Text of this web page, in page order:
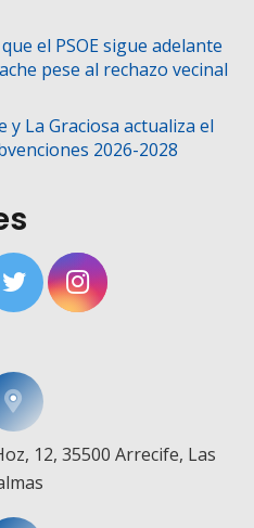
el PSOE sigue adelante
pese al rechazo vecinal
y La Graciosa actualiza el
2026-2028
12, 35500 Arrecife, Las